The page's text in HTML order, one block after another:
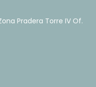
Pradera Torre IV Of.